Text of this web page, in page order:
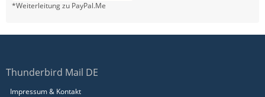
*Weiterleitung zu PayPal.Me
Thunderbird Mail DE
Impressum & Kontakt